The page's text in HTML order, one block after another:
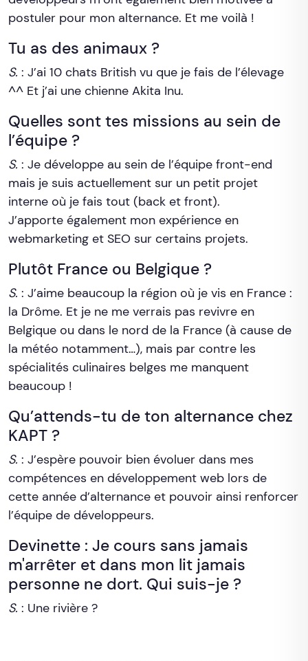
postuler pour mon alternance. Et me voilà !
Tu as des animaux ?
S. : J’ai 10 chats British vu que je fais de l’élevage
^^ Et j’ai une chienne Akita Inu.
Quelles sont tes missions au sein de
l’équipe ?
S. : Je développe au sein de l’équipe front-end
mais je suis actuellement sur un petit projet
interne où je fais tout (back et front).
J’apporte également mon expérience en
webmarketing et SEO sur certains projets.
Plutôt France ou Belgique ?
S. : J’aime beaucoup la région où je vis en France :
la Drôme. Et je ne me verrais pas revivre en
Belgique ou dans le nord de la France (à cause de
la météo notamment…), mais par contre les
spécialités culinaires belges me manquent
beaucoup !
Qu’attends-tu de ton alternance chez
KAPT ?
S. : J’espère pouvoir bien évoluer dans mes
compétences en développement web lors de
cette année d’alternance et pouvoir ainsi renforcer
l’équipe de développeurs.
Devinette : Je cours sans jamais
m'arrêter et dans mon lit jamais
personne ne dort. Qui suis-je ?
S. : Une rivière ?